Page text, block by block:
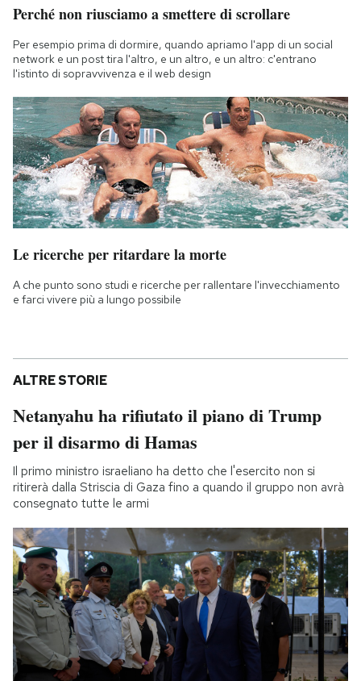
Perché non riusciamo a smettere di scrollare
Per esempio prima di dormire, quando apriamo l'app di un social
network e un post tira l'altro, e un altro, e un altro: c'entrano
l'istinto di sopravvivenza e il web design
Le ricerche per ritardare la morte
A che punto sono studi e ricerche per rallentare l'invecchiamento
e farci vivere più a lungo possibile
ALTRE STORIE
Netanyahu ha rifiutato il piano di Trump
per il disarmo di Hamas
Il primo ministro israeliano ha detto che l'esercito non si
ritirerà dalla Striscia di Gaza fino a quando il gruppo non avrà
consegnato tutte le armi